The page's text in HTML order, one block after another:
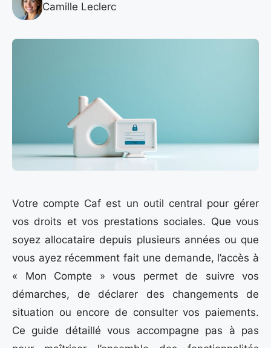
Camille Leclerc
Votre compte Caf est un outil central pour gérer
vos droits et vos prestations sociales. Que vous
soyez allocataire depuis plusieurs années ou que
vous ayez récemment fait une demande, l’accès à
« Mon Compte » vous permet de suivre vos
démarches, de déclarer des changements de
situation ou encore de consulter vos paiements.
Ce guide détaillé vous accompagne pas à pas